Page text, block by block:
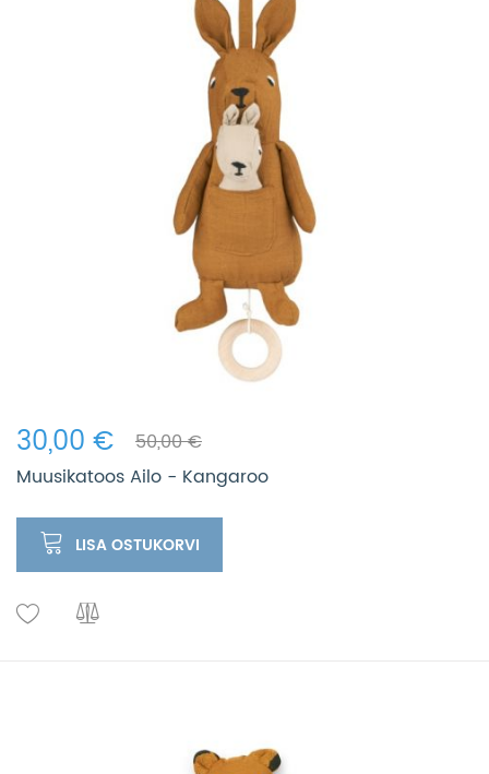
30,00 €
50,00 €
Muusikatoos Ailo - Kangaroo
LISA OSTUKORVI